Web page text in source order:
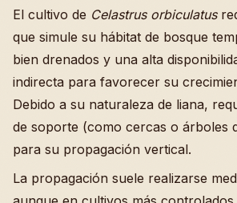
El cultivo de Celastrus orbiculatus
que simule su hábitat de bosque
bien drenados y una alta
indirecta para favorecer su
Debido a su naturaleza de liana,
de soporte (como cercas o árboles
para su propagación vertical.
La propagación suele realizarse